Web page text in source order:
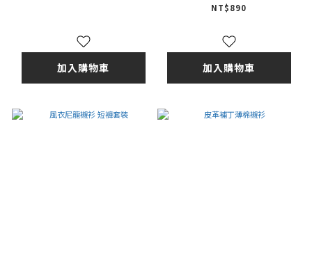
加入購物車
NT$890
加入購物車